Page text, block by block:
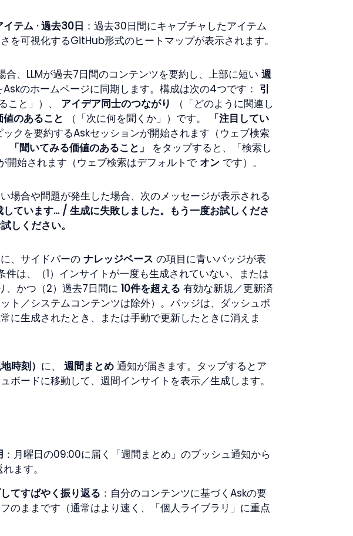
テム · 過去30日 ：過去30日間にキャプチャしたアイテム
を可視化するGitHub形式のヒートマップが表示されます。
合、LLMが過去7日間のコンテンツを要約し、上部に短い 週
のホームページに同期します。構成は次の4つです： 引
こと」）、 アイデア同士のつながり
（「どのように関連し
のあること （「次に何を聞くか」）です。
「注目してい
クを要約するAskセッションが開始されます（ウェブ検索
「聞いてみる価値のあること」
をタップすると、「検索し
開始されます（ウェブ検索はデフォルトで オン です）。
場合や問題が発生した場合、次のメッセージが表示される
しています… / 生成に失敗しました。もう一度お試しくださ
しください。
、サイドバーの ナレッジベース の項目に青いバッジが表
件は、（1）インサイトが一度も生成されていない、または
、かつ（2）過去7日間に 10件を超える 有効な新規／更新済
ト／システムコンテンツは除外）。バッジは、ダッシュボ
に生成されたとき、または手動で更新したときに消えま
時刻） に、 週間まとめ 通知が届きます。タップするとア
ボードに移動して、週間インサイトを表示／生成します。
：月曜日の09:00に届く「週間まとめ」のプッシュ通知から
ます。
てすばやく振り返る ：自分のコンテンツに基づくAskの要
のままです（通常はより速く、「個人ライブラリ」に重点